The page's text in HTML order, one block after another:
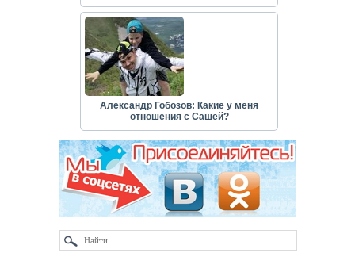
Александр Гобозов: Какие у меня
отношения с Сашей?